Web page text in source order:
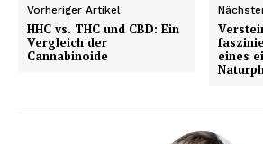
Vorheriger Artikel
HHC vs. THC und CBD: Ein
Vergleich der
Cannabinoide
eines